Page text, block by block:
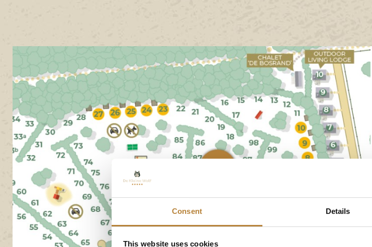
Consent Details
This website uses cookies